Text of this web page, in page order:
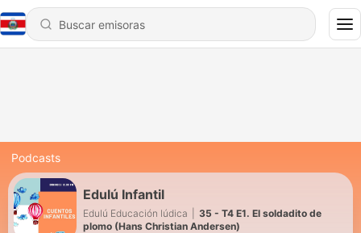
Podcasts
Edulú Infantil
Edulú Educación lúdica
35 - T4 E1. El soldadito de
plomo (Hans Christian Andersen)